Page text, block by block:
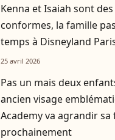
Kenna et Isaiah sont
conformes, la famille
temps à Disneyland
25 avril 2026
Pas un mais deux
ancien visage
Academy va agrandir sa
prochainement